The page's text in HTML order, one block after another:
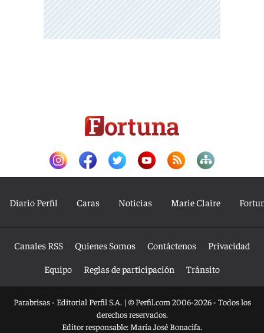
Diario Perfil Caras Noticias Marie Claire
Canales RSS Quienes Somos Contáctenos
Privacidad
Equipo
Reglas de participación Tránsito
Parabrisas - Editorial Perfil S.A. | © Perfil.com 2006-2026 - Todos los
derechos reservados.
Editor responsable: María José Bonacifa.